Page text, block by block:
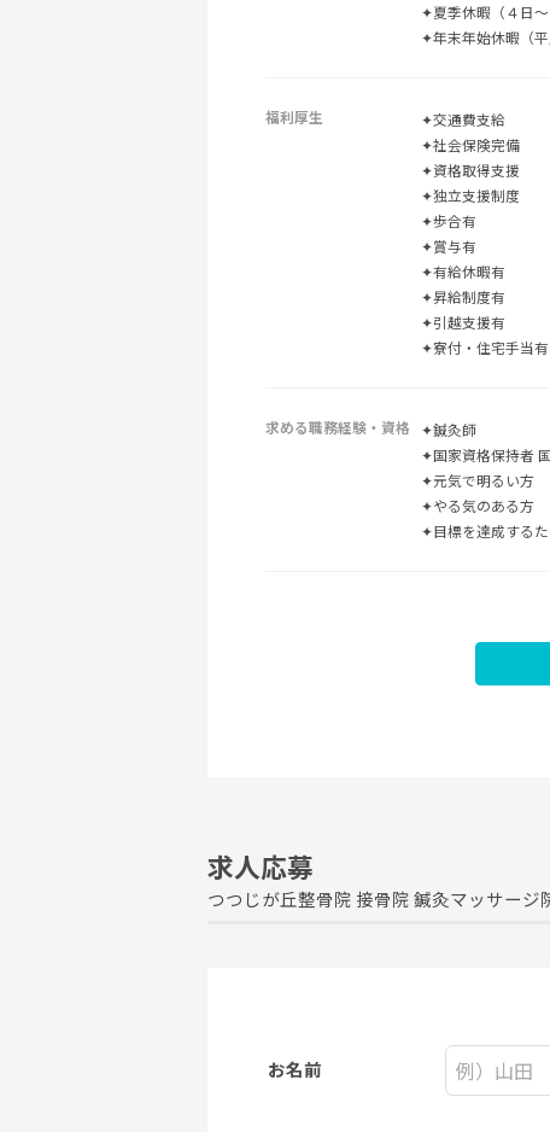
✦夏季休暇（４日～
✦年末年始休暇（平
福利厚生
✦交通費支給
✦社会保険完備
✦資格取得支援
✦独立支援制度
✦歩合有
✦賞与有
✦有給休暇有
✦昇給制度有
✦引越支援有
✦寮付・住宅手当有
求める職務経験・資格
✦鍼灸師
✦国家資格保持者
✦元気で明るい方
✦やる気のある方
✦目標を達成する
求人応募
つつじが丘整骨院 接骨院 鍼灸マッサージ
お名前